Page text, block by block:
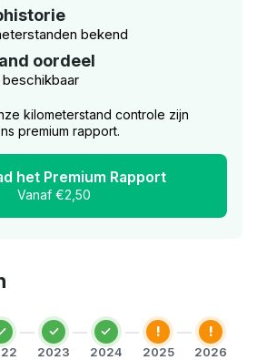
bekend
oordeel
kilometerstand controle zijn
premium rapport.
het Premium Rapport
Vanaf €2,50
2023 2024
!
2025
!
2026